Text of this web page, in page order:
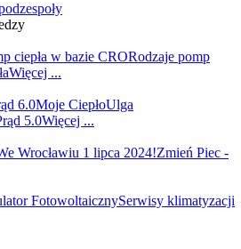
ciepła w bazie CRORodzaje pomp
Więcej ...
6.0Moje CiepłoUlga
5.0Więcej ...
Wrocławiu 1 lipca 2024!Zmień Piec -
FotowoltaicznySerwisy klimatyzacji